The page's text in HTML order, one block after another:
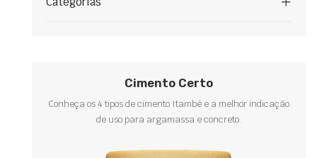
Cimento Certo
Conheça os 4 tipos de cimento Itambé e a melhor indicação
de uso para argamassa e concreto.